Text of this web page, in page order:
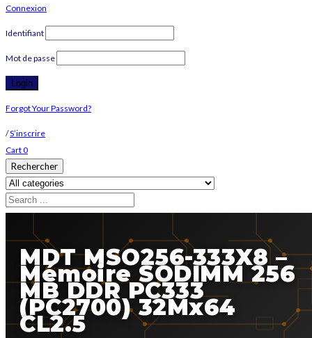
Connexion
Identifiant
Mot de passe
Forgot Your Password?
/S’inscrire
Cart0
Rechercher
MDT MSO256-333X8 –
Mémoire SODIMM 256
MB DDR PC333
(PC2700) 32Mx64
CL2.5